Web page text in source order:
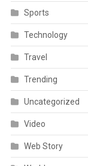
Sports
Technology
Travel
Trending
Uncategorized
Video
Web Story